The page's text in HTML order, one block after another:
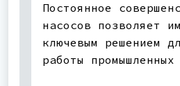
Постоянное
насосов позволяет
ключевым решением
работы